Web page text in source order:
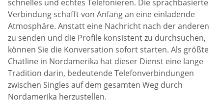
schnelles und echtes Telefonieren. Die sprachbasierte
Verbindung schafft von Anfang an eine einladende
Atmosphäre. Anstatt eine Nachricht nach der anderen
zu senden und die Profile konsistent zu durchsuchen,
können Sie die Konversation sofort starten. Als größte
Chatline in Nordamerika hat dieser Dienst eine lange
Tradition darin, bedeutende Telefonverbindungen
zwischen Singles auf dem gesamten Weg durch
Nordamerika herzustellen.